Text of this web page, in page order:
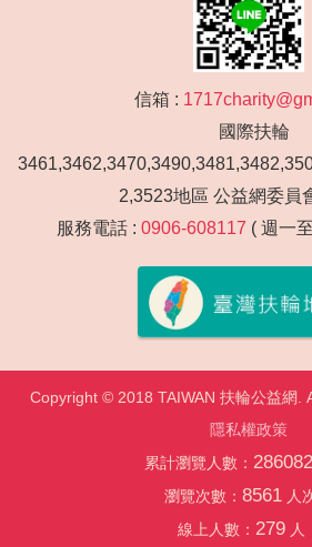
信箱 :
國際扶輪
2,3523地區 公益網委員
服務電話 : 0906-608117 ( 週一
Copyright © 2018 TAIWAN 扶輪公益網.
隱私權政策
累計瀏覽人數：
瀏覽次數： 8561 人
線上人數： 279人